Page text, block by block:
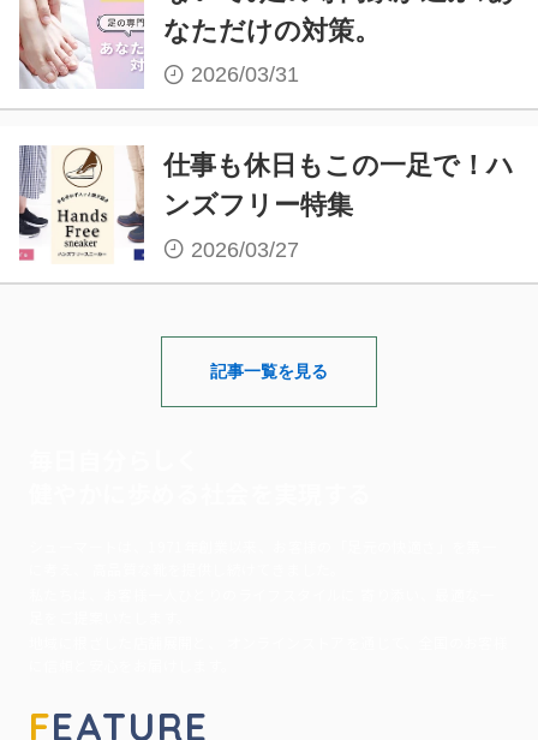
なただけの対策。
2026/03/31
仕事も休日もこの一足で！ハ
ンズフリー特集
2026/03/27
記事一覧を見る